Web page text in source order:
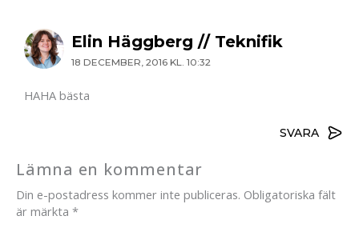
Elin Häggberg // Teknifik
18 DECEMBER, 2016 KL. 10:32
HAHA bästa
SVARA
Lämna en kommentar
Din e-postadress kommer inte publiceras. Obligatoriska fält
är märkta *